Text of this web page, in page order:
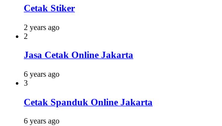
Cetak Stiker
2 years ago
2
Jasa Cetak Online Jakarta
6 years ago
3
Cetak Spanduk Online Jakarta
6 years ago